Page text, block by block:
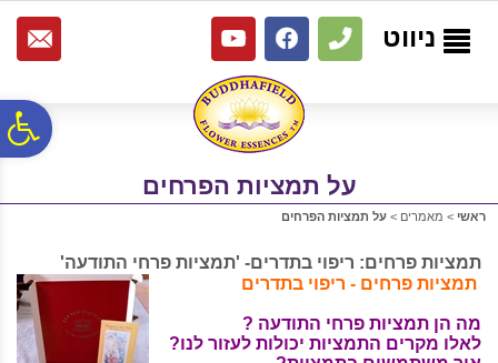
נגישות
אתר
המרכזי
ניווט
על תמציות הפרחים
ראשי > מאמרים > על תמציות הפרחים
תמציות פרחים: ריפוי בתדרים- 'תמציות פרחי התודעה'
תמציות פרחים - ריפוי בתדרים
מה הן תמציות פרחי התודעה ?
לאלו מקרים התמציות יכולות לעזור לנו?